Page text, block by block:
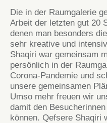
Die in der Raumgalerie
Arbeit der letzten gut 20
denen man besonders
sehr kreative und
Shaqiri war gemeinsam
persönlich in der
Corona-Pandemie und
unsere gemeinsamen
Umso mehr freuen wir
damit den
können. Qefsere Shaqiri